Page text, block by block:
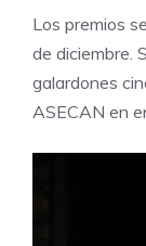
Los premios
de diciembre.
galardones
ASECAN en